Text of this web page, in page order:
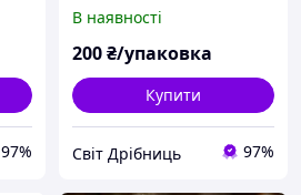
97%
50 шт/у одноразові
форми для випікання
В наявності
200₴/упаковка
Купити
Світ Дрібниць 97%